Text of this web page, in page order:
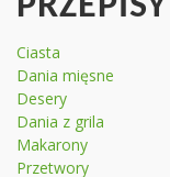
Ciasta
Dania mięsne
Desery
Dania z grila
Makarony
Przetwory